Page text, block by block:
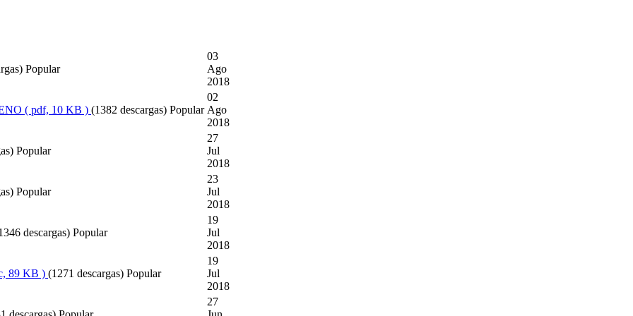
Popular
03
Ago
2018
( pdf, 10 KB ) (1382 descargas) Popular
02
Ago
2018
Popular
27
Jul
2018
Popular
23
Jul
2018
descargas) Popular
19
Jul
2018
89 KB ) (1271 descargas) Popular
19
Jul
2018
27